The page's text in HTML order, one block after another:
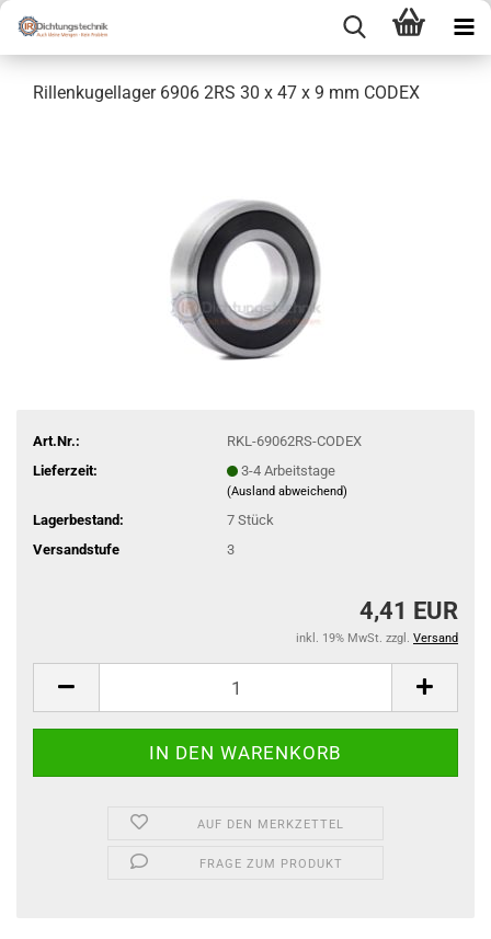
Rillenkugellager 6906 2RS 30 x 47 x 9 mm CODEX
Art.Nr.:
RKL-69062RS-CODEX
Lieferzeit:
3-4 Arbeitstage
(Ausland abweichend)
Lagerbestand: 7 Stück
Versandstufe
3
4,41 EUR
inkl. 19% MwSt. zzgl. Versand
AUF DEN MERKZETTEL
FRAGE ZUM PRODUKT